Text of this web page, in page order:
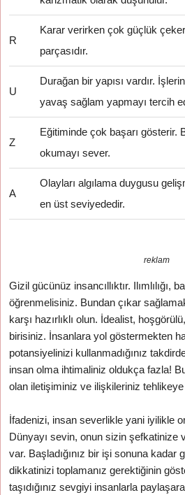
R
Karar verirken çok güçlük
parçasıdır.
U
Durağan bir yapısı vardır.
yavaş sağlam yapmayı tercih
Z
Eğitiminde çok başarı gösterir.
okumayı sever.
A
Olayları algılama duygusu
en üst seviyededir.
reklam
Gizil gücünüz insancıllıktır. Ilımlılığı,
öğrenmelisiniz. Bundan çıkar
karşı hazırlıklı olun. İdealist,
birisiniz. İnsanlara yol göstermekten
potansiyelinizi kullanmadığınız
insan olma ihtimaliniz oldukça fazla!
olan iletişiminiz ve ilişkileriniz tehlikeye
İfadenizi, insan severlikle yani iyilikle
Dünyayı sevin, onun sizin şefkatinize
var. Başladığınız bir işi sonuna kadar
dikkatinizi toplamanız gerektiğinin
taşıdığınız sevgiyi insanlarla